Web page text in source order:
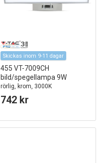
Skickas inom 9-11 dagar
455 VT-7009CH
bild/spegellampa 9W
rörlig, krom, 3000K
742 kr